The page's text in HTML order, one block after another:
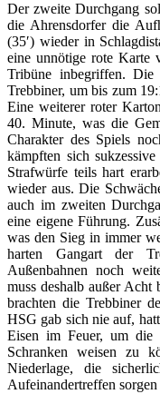
Der zweite Durchgang
die Ahrensdorfer die
(35′) wieder in
eine unnötige rote Karte
Tribüne inbegriffen. Die
Trebbiner, um bis zum
Eine weiterer roter
40. Minute, was die
Charakter des Spiels
kämpften sich
Strafwürfe teils hart
wieder aus. Die
auch im zweiten
eine eigene Führung.
was den Sieg in immer
harten Gangart der
Außenbahnen noch
muss deshalb außer Acht
brachten die Trebbiner
HSG gab sich nie auf,
Eisen im Feuer, um die
Schranken weisen zu
Niederlage, die
Aufeinandertreffen